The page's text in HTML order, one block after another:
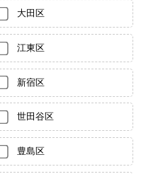
大田区
江東区
新宿区
世田谷区
豊島区